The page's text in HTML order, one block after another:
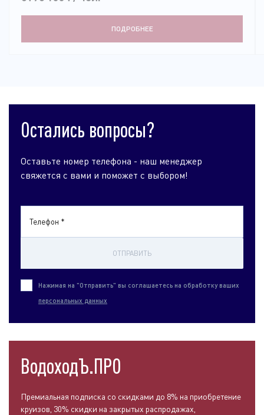
ПОДРОБНЕЕ
Остались вопросы?
Оставьте номер телефона - наш менеджер
свяжется с вами и поможет с выбором!
Телефон *
ОТПРАВИТЬ
Нажимая на "Отправить" вы соглашаетесь на обработку ваших
персональных данных
ВодоходЪ.ПРО
Премиальная подписка со скидками до 8% на приобретение
круизов, 30% скидки на закрытых распродажах,